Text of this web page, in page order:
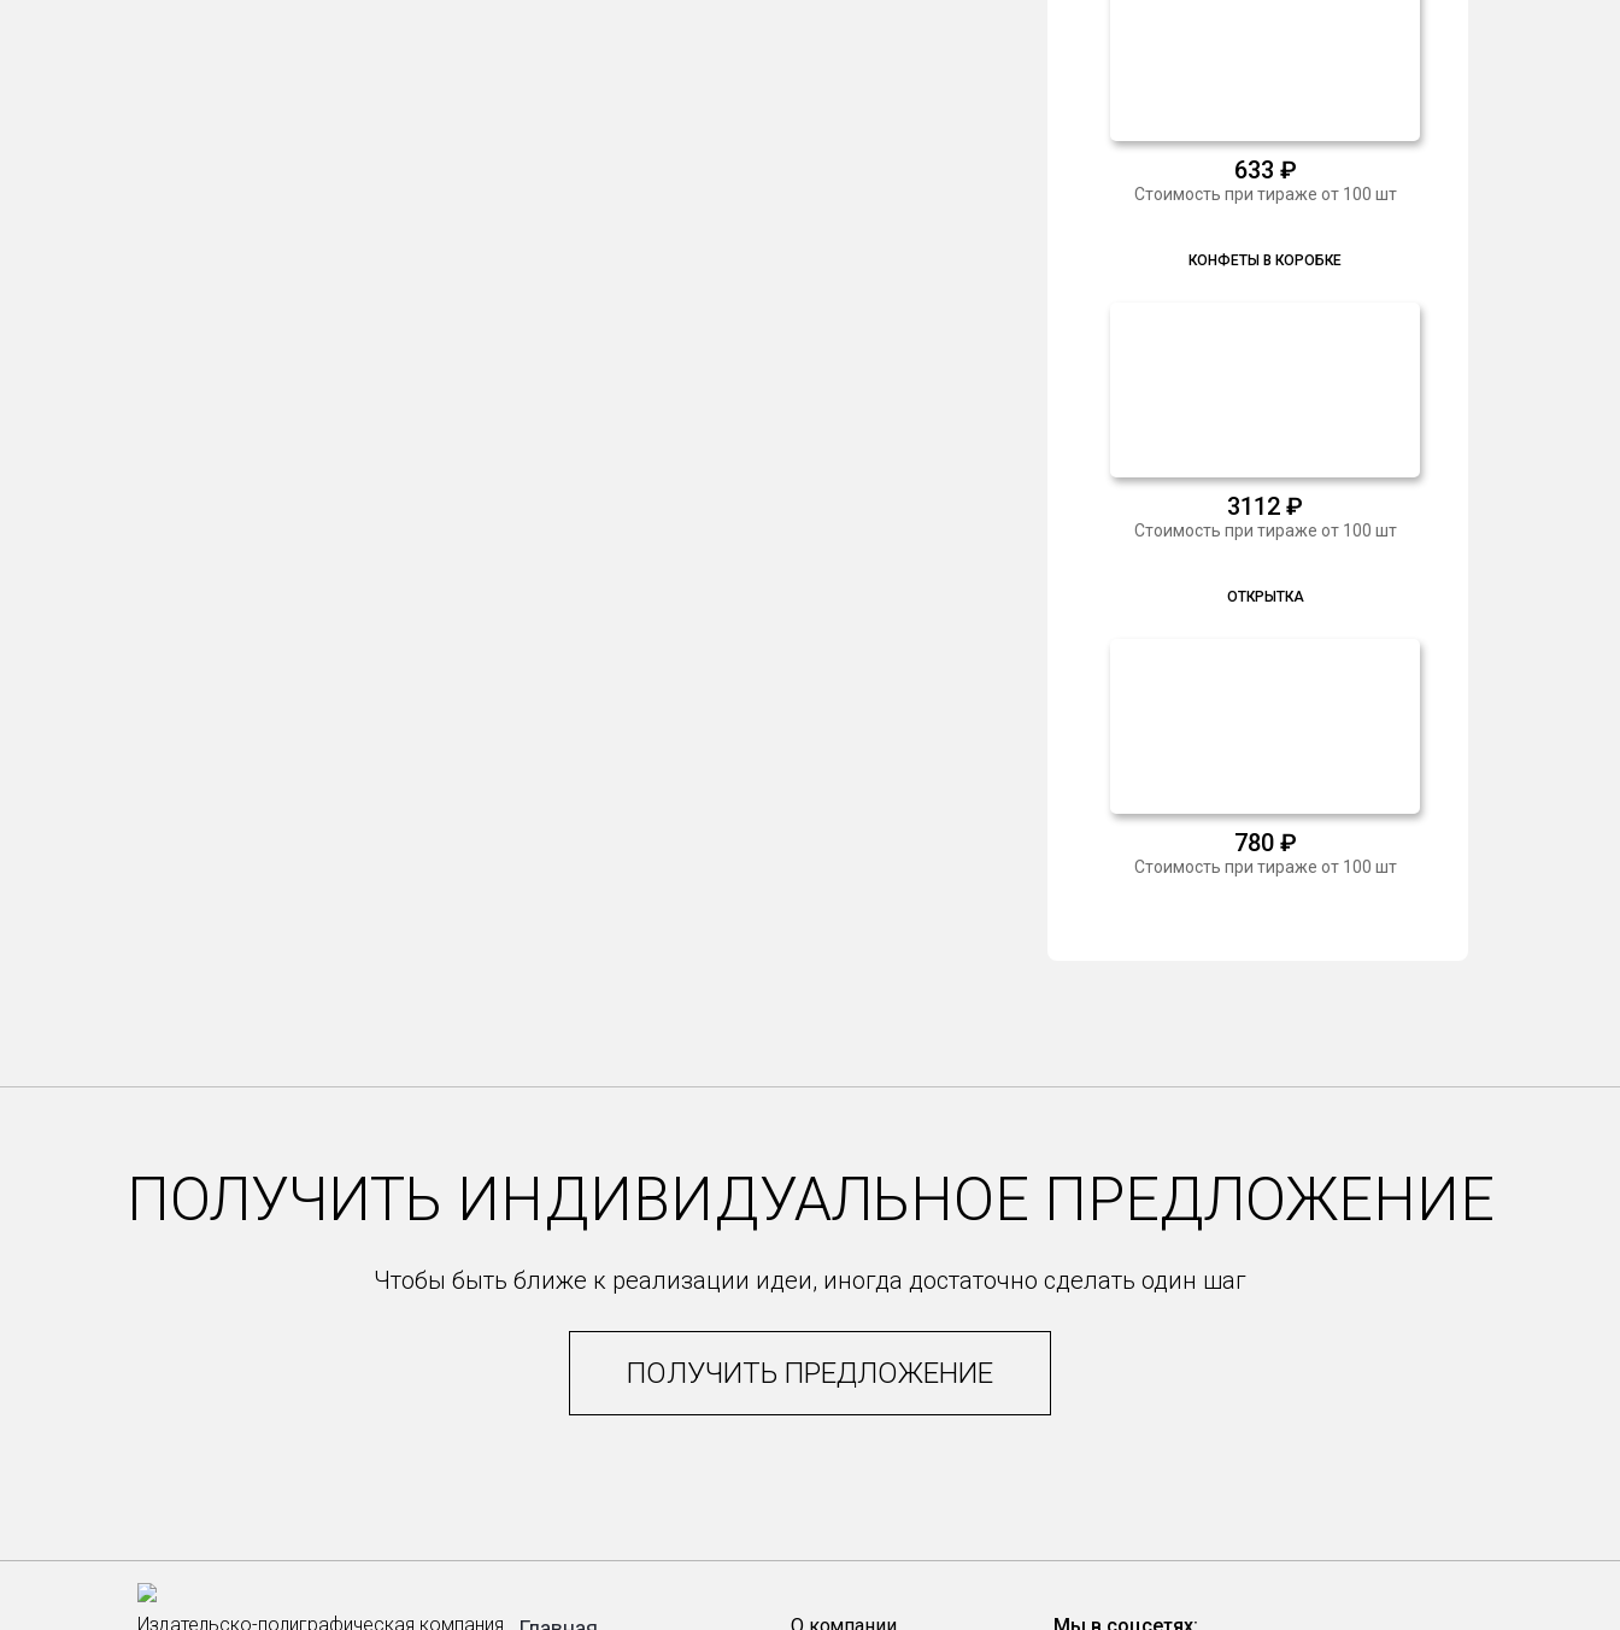
633 ₽
Стоимость при тираже от 100 шт
КОНФЕТЫ В КОРОБКЕ
3112 ₽
Стоимость при тираже от 100 шт
ОТКРЫТКА
780₽
Стоимость при тираже от 100 шт
ПОЛУЧИТЬ ИНДИВИДУАЛЬНОЕ ПРЕДЛОЖЕНИЕ
Чтобы быть ближе к реализации идеи, иногда достаточно сделать один шаг
ПОЛУЧИТЬ ПРЕДЛОЖЕНИЕ
Издательско-полиграфическая компания